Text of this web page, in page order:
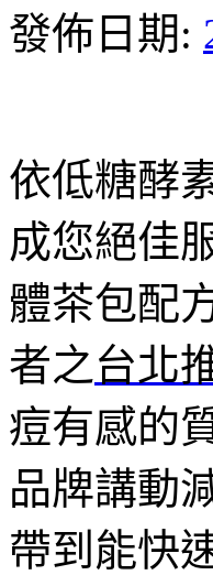
發佈日期:
依低糖酵
成您絕佳
體茶包配
者之 台北
痘有感的
品牌講動
帶到能快